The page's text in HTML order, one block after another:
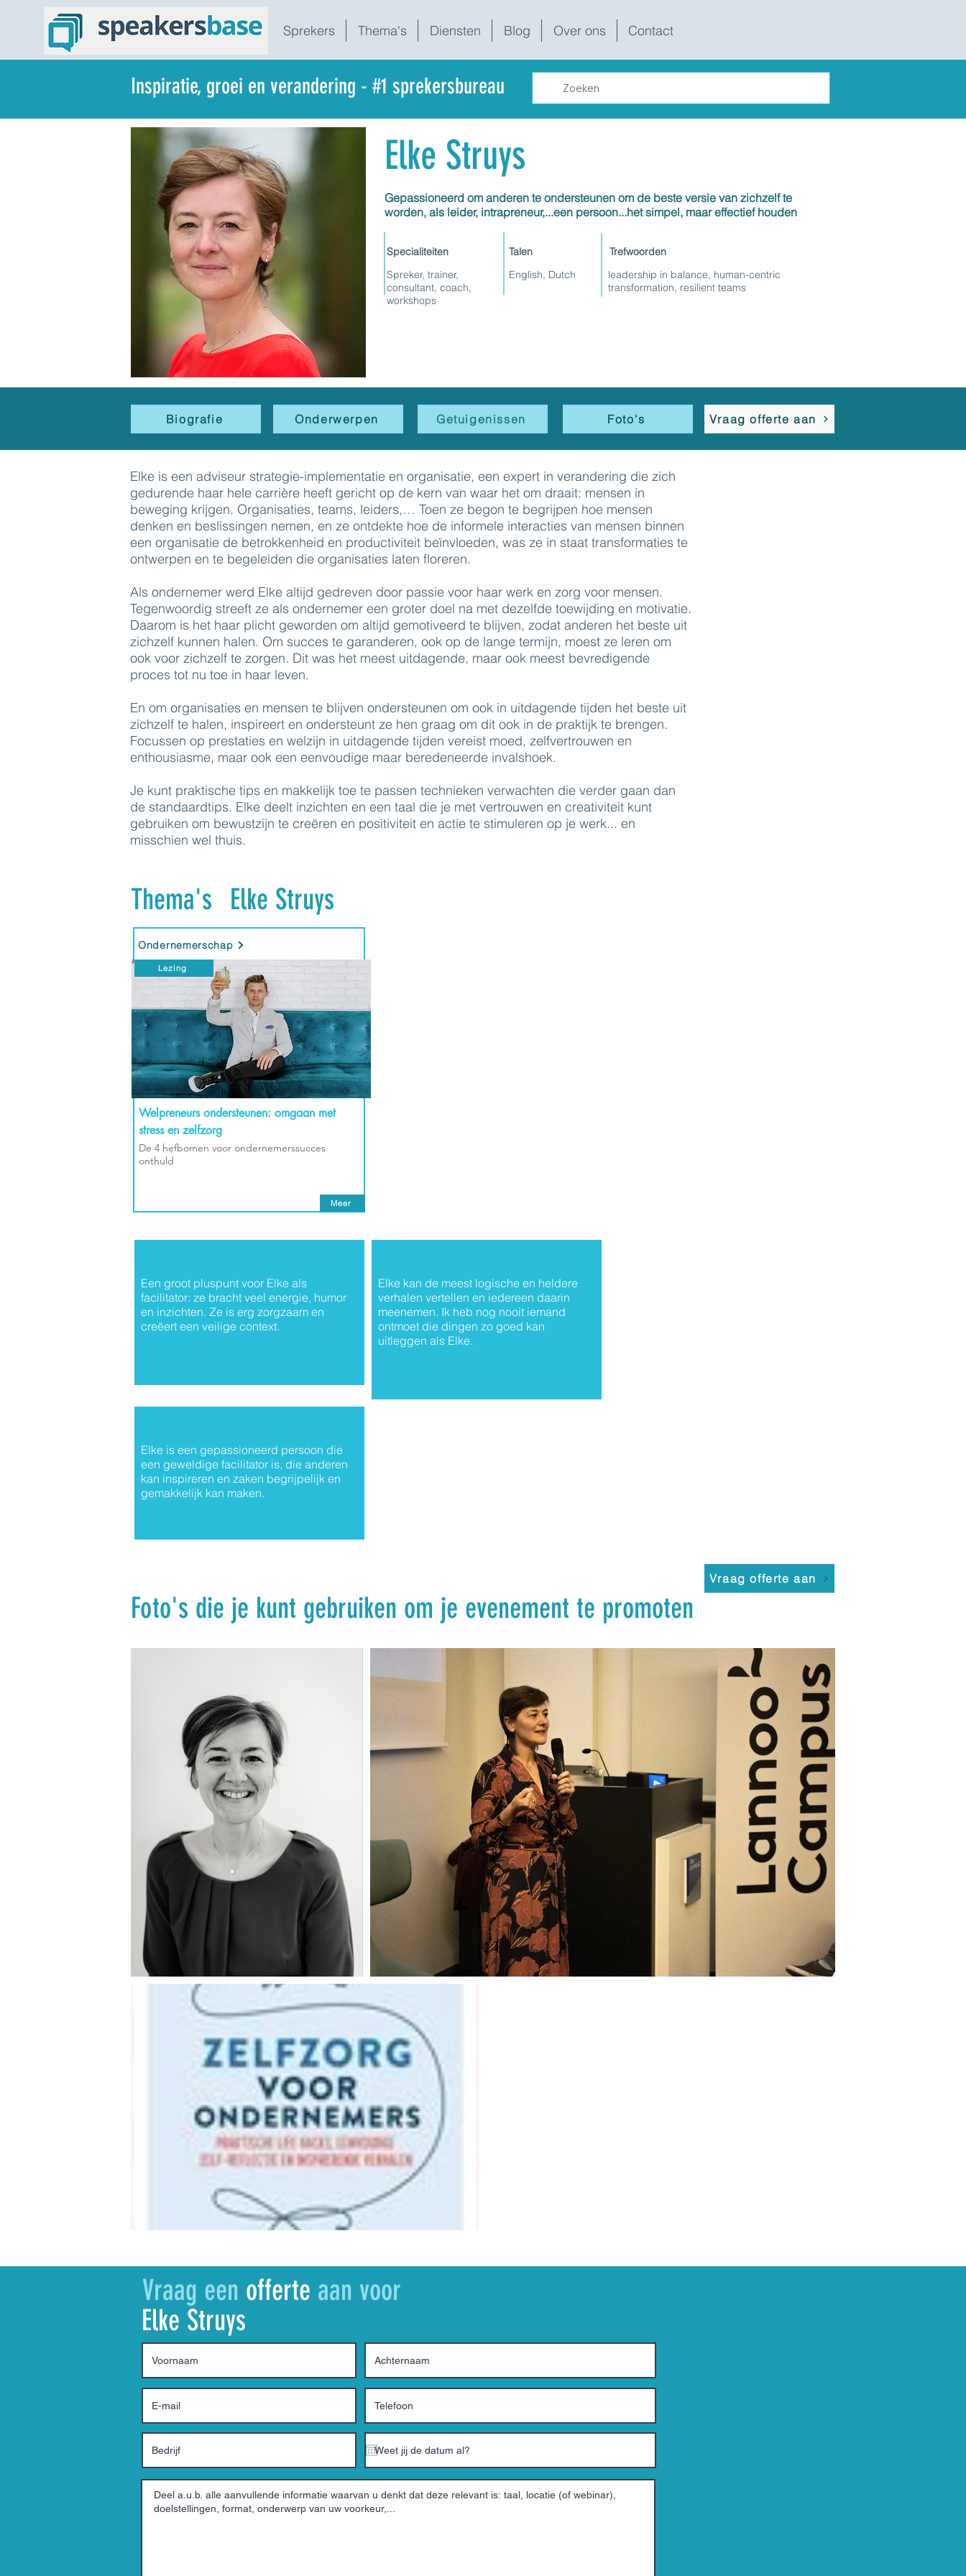
Sprekers Thema's Diensten Blog Over ons Contact
Elke Struys
Gepassioneerd om anderen te ondersteunen om de beste versie van zichzelf te
worden, als leider, intrapreneur,...een persoon...het simpel, maar effectief houden
Specialiteiten Talen
Trefwoorden
Spreker, trainer,
consultant, coach,
workshops
English, Dutch
leadership in balance, human-centric
transformation, resilient teams
Biografie Onderwerpen Getuigenissen Foto's Vraag offerte aan
Elke is een adviseur strategie-implementatie en organisatie, een expert in verandering die zich
gedurende haar hele carrière heeft gericht op de kern van waar het om draait: mensen in
beweging krijgen. Organisaties, teams, leiders,… Toen ze begon te begrijpen hoe mensen
denken en beslissingen nemen, en ze ontdekte hoe de informele interacties van mensen binnen
een organisatie de betrokkenheid en productiviteit beïnvloeden, was ze in staat transformaties te
ontwerpen en te begeleiden die organisaties laten floreren.
Als ondernemer werd Elke altijd gedreven door passie voor haar werk en zorg voor mensen.
Tegenwoordig streeft ze als ondernemer een groter doel na met dezelfde toewijding en motivatie.
Daarom is het haar plicht geworden om altijd gemotiveerd te blijven, zodat anderen het beste uit
zichzelf kunnen halen. Om succes te garanderen, ook op de lange termijn, moest ze leren om
ook voor zichzelf te zorgen. Dit was het meest uitdagende, maar ook meest bevredigende
proces tot nu toe in haar leven.
En om organisaties en mensen te blijven ondersteunen om ook in uitdagende tijden het beste uit
zichzelf te halen, inspireert en ondersteunt ze hen graag om dit ook in de praktijk te brengen.
Focussen op prestaties en welzijn in uitdagende tijden vereist moed, zelfvertrouwen en
enthousiasme, maar ook een eenvoudige maar beredeneerde invalshoek.
Je kunt praktische tips en makkelijk toe te passen technieken verwachten die verder gaan dan
de standaardtips. Elke deelt inzichten en een taal die je met vertrouwen en creativiteit kunt
gebruiken om bewustzijn te creëren en positiviteit en actie te stimuleren op je werk... en
misschien wel thuis.
Thema's Elke Struys
Ondernemerschap
Lezing
Welpreneurs ondersteunen: omgaan met
stress en zelfzorg
De 4 hefbomen voor ondernemerssucces
onthuld
Meer
Een groot pluspunt voor Elke als
facilitator: ze bracht veel energie, humor
en inzichten. Ze is erg zorgzaam en
creëert een veilige context.
Elke kan de meest logische en heldere
verhalen vertellen en iedereen daarin
meenemen. Ik heb nog nooit iemand
ontmoet die dingen zo goed kan
uitleggen als Elke.
Elke is een gepassioneerd persoon die
een geweldige facilitator is, die anderen
kan inspireren en zaken begrijpelijk en
gemakkelijk kan maken.
Foto's die je kunt gebruiken om je evenement te promoten
Vraag offerte aan
Vraag een offerte aan voor
Elke Struys
Inspiratie, groei en verandering - #1 sprekersbureau